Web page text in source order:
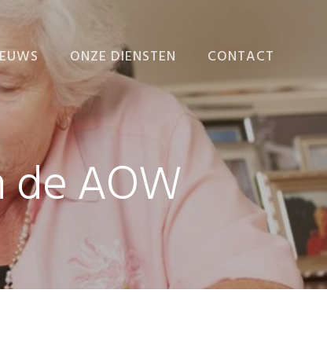
ONZE DIENSTEN
ADMINISTRATIE
VERZORGEN
ADMINISTRATIEVE
ORGANISATIE EN
INTERNE BEHEERSING
BEDRIJFSECONOMISCH
FISCALE AANGIFTEN
EN ADVIEZEN
CONTACT
AOW